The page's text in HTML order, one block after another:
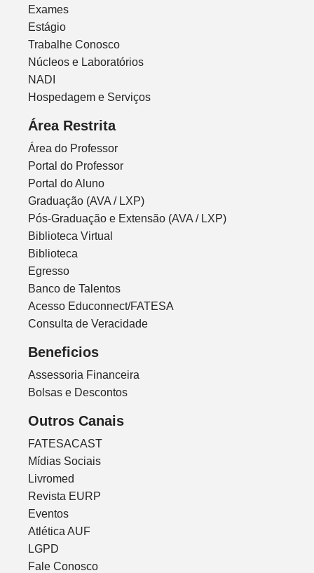
Exames
Estágio
Trabalhe Conosco
Núcleos e Laboratórios
NADI
Hospedagem e Serviços
Área Restrita
Área do Professor
Portal do Professor
Portal do Aluno
Graduação (AVA / LXP)
Pós-Graduação e Extensão (AVA / LXP)
Biblioteca Virtual
Biblioteca
Egresso
Banco de Talentos
Acesso Educonnect/FATESA
Consulta de Veracidade
Beneficios
Assessoria Financeira
Bolsas e Descontos
Outros Canais
FATESACAST
Mídias Sociais
Livromed
Revista EURP
Eventos
Atlética AUF
LGPD
Fale Conosco